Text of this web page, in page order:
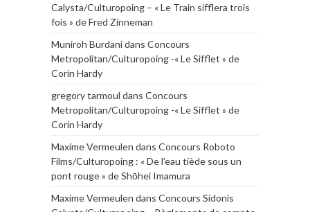
Calysta/Culturopoing – « Le Train sifflera trois
fois » de Fred Zinneman
Muniroh Burdanidans Concours
Metropolitan/Culturopoing -« Le Sifflet » de
Corin Hardy
gregory tarmoul dans Concours
Metropolitan/Culturopoing -« Le Sifflet » de
Corin Hardy
Maxime Vermeulen dans Concours Roboto
Films/Culturopoing : « De l’eau tiède sous un
pont rouge » de Shōhei Imamura
Maxime Vermeulen dans Concours Sidonis